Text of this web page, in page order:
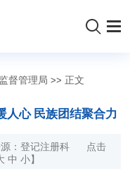
督管理局 >> 正文
人心 民族团结聚合力
源：登记注册科 点击
中 小】